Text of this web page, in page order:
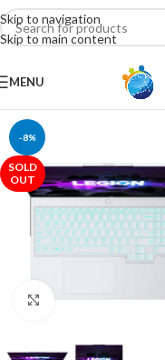
Skip to navigation
Skip to main content
MENU
-8%
SOLD
OUT
Click to enlarge